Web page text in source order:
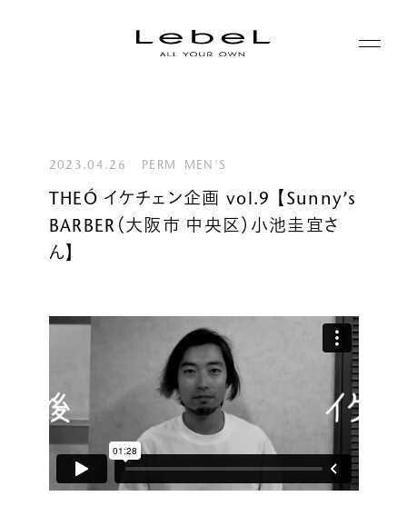
コンセプト
ヒストリー
シリーズ一覧
NEWS
LABORATORY
ルベルの研究開発
研究情報
SALON LIST
2023.04.26 PERM MEN'S
THEÓ イケチェン企画 vol.9 【Sunny’s
BARBER（大阪市 中央区）小池圭宜さ
ん】